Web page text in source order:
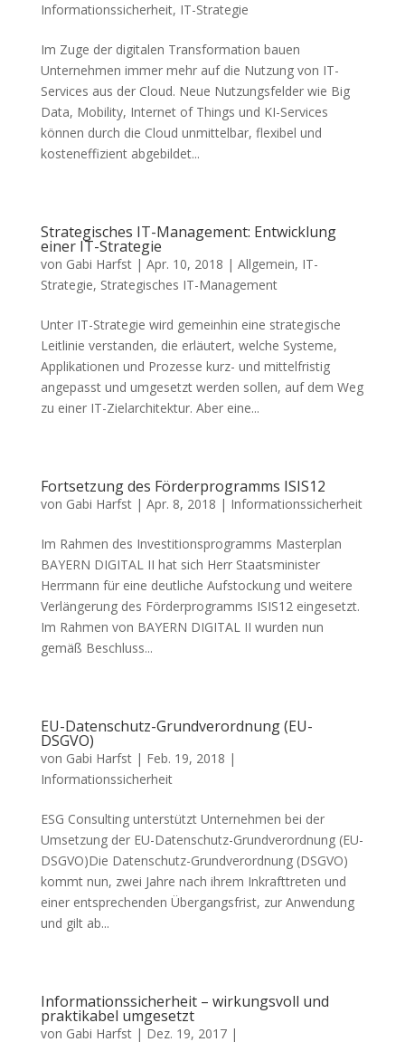
Informationssicherheit, IT-Strategie
Im Zuge der digitalen Transformation bauen
Unternehmen immer mehr auf die Nutzung von IT-
Services aus der Cloud. Neue Nutzungsfelder wie Big
Data, Mobility, Internet of Things und KI-Services
können durch die Cloud unmittelbar, flexibel und
kosteneffizient abgebildet...
Strategisches IT-Management: Entwicklung
einer IT-Strategie
von Gabi Harfst| Apr. 10, 2018 | Allgemein, IT-
Strategie, Strategisches IT-Management
Unter IT-Strategie wird gemeinhin eine strategische
Leitlinie verstanden, die erläutert, welche Systeme,
Applikationen und Prozesse kurz- und mittelfristig
angepasst und umgesetzt werden sollen, auf dem Weg
zu einer IT-Zielarchitektur. Aber eine...
Fortsetzung des Förderprogramms ISIS12
von Gabi Harfst| Apr. 8, 2018 | Informationssicherheit
Im Rahmen des Investitionsprogramms Masterplan
BAYERN DIGITAL II hat sich Herr Staatsminister
Herrmann für eine deutliche Aufstockung und weitere
Verlängerung des Förderprogramms ISIS12 eingesetzt.
Im Rahmen von BAYERN DIGITAL II wurden nun
gemäß Beschluss...
EU-Datenschutz-Grundverordnung (EU-
DSGVO)
von Gabi Harfst| Feb. 19, 2018 |
Informationssicherheit
ESG Consulting unterstützt Unternehmen bei der
Umsetzung der EU-Datenschutz-Grundverordnung (EU-
DSGVO)Die Datenschutz-Grundverordnung (DSGVO)
kommt nun, zwei Jahre nach ihrem Inkrafttreten und
einer entsprechenden Übergangsfrist, zur Anwendung
und gilt ab...
Informationssicherheit – wirkungsvoll und
praktikabel umgesetzt
von Gabi Harfst| Dez. 19, 2017|